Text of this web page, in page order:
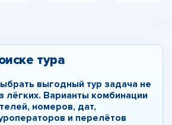
тура
выгодный тур задача не
лёгких. Варианты комбинации
номеров, дат,
и перелётов